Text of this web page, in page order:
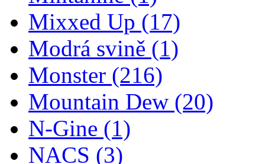
Mixxed Up (17)
Modrá svině (1)
Monster (216)
Mountain Dew (20)
N-Gine (1)
NACS (3)